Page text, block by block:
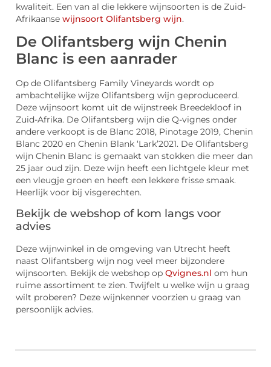
kwaliteit. Een van al die lekkere wijnsoorten is de Zuid-
Afrikaanse wijnsoort Olifantsberg wijn.
De Olifantsberg wijn Chenin
Blanc is een aanrader
Op de Olifantsberg Family Vineyards wordt op
ambachtelijke wijze Olifantsberg wijn geproduceerd.
Deze wijnsoort komt uit de wijnstreek Breedekloof in
Zuid-Afrika. De Olifantsberg wijn die Q-vignes onder
andere verkoopt is de Blanc 2018, Pinotage 2019, Chenin
Blanc 2020 en Chenin Blank ‘Lark’2021. De Olifantsberg
wijn Chenin Blanc is gemaakt van stokken die meer dan
25 jaar oud zijn. Deze wijn heeft een lichtgele kleur met
een vleugje groen en heeft een lekkere frisse smaak.
Heerlijk voor bij visgerechten.
Bekijk de webshop of kom langs voor
advies
Deze wijnwinkel in de omgeving van Utrecht heeft
naast Olifantsberg wijn nog veel meer bijzondere
wijnsoorten. Bekijk de webshop op Qvignes.nl om hun
ruime assortiment te zien. Twijfelt u welke wijn u graag
wilt proberen? Deze wijnkenner voorzien u graag van
persoonlijk advies.